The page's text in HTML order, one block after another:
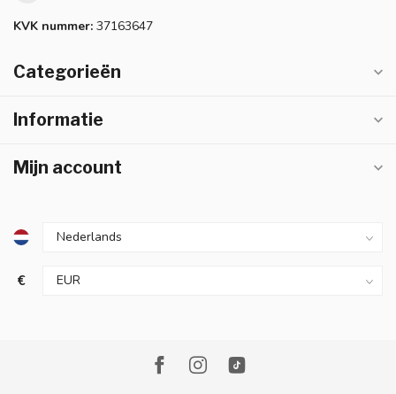
KVK nummer: 37163647
Categorieën
Informatie
Mijn account
€